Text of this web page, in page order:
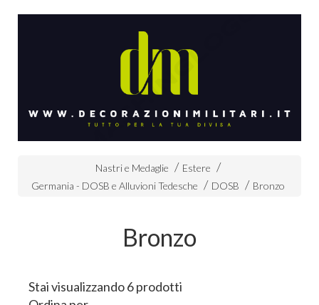
Nastri e Medaglie
Estere
Germania - DOSB e Alluvioni Tedesche
DOSB Bronzo
Bronzo
Stai visualizzando 6 prodotti